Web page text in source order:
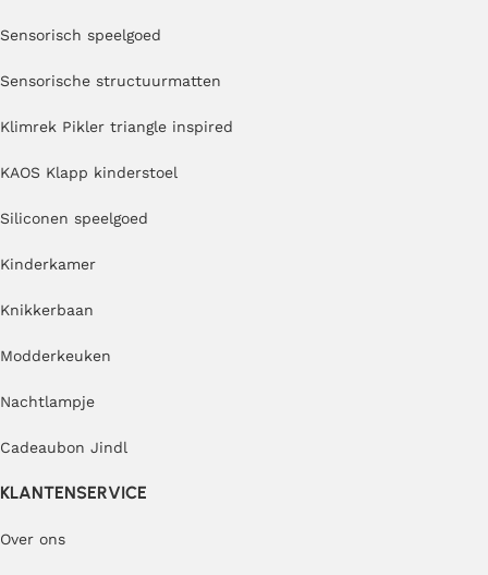
Sensorisch speelgoed
Sensorische structuurmatten
Klimrek Pikler triangle inspired
KAOS Klapp kinderstoel
Siliconen speelgoed
Kinderkamer
Knikkerbaan
Modderkeuken
Nachtlampje
Cadeaubon Jindl
KLANTENSERVICE
Over ons